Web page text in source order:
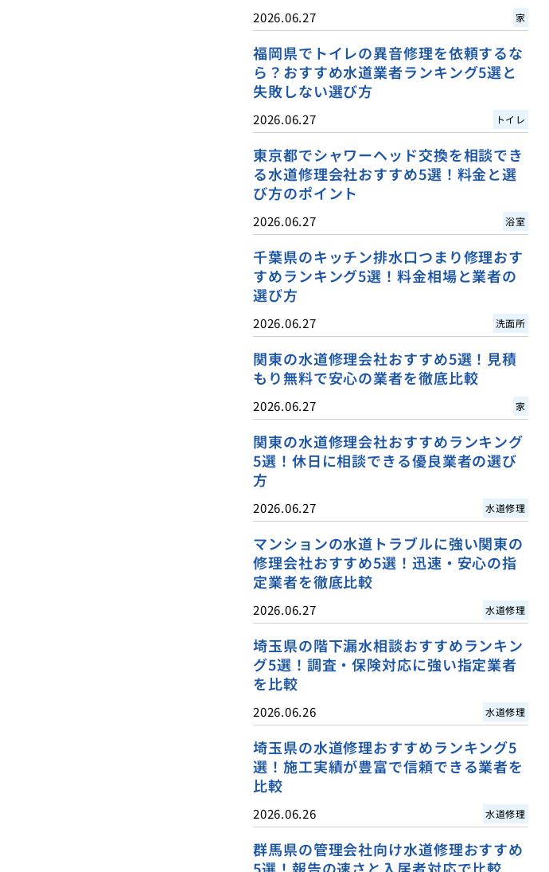
2026.06.27 家
福岡県でトイレの異音修理を依頼するな
ら？おすすめ水道業者ランキング5選と
失敗しない選び方
2026.06.27 トイレ
東京都でシャワーヘッド交換を相談でき
る水道修理会社おすすめ5選！料金と選
び方のポイント
2026.06.27 浴室
千葉県のキッチン排水口つまり修理おす
すめランキング5選！料金相場と業者の
選び方
2026.06.27 洗面所
関東の水道修理会社おすすめ5選！見積
もり無料で安心の業者を徹底比較
2026.06.27 家
関東の水道修理会社おすすめランキング
5選！休日に相談できる優良業者の選び
方
2026.06.27 水道修理
マンションの水道トラブルに強い関東の
修理会社おすすめ5選！迅速・安心の指
定業者を徹底比較
2026.06.27 水道修理
埼玉県の階下漏水相談おすすめランキン
グ5選！調査・保険対応に強い指定業者
を比較
2026.06.26 水道修理
埼玉県の水道修理おすすめランキング5
選！施工実績が豊富で信頼できる業者を
比較
2026.06.26 水道修理
群馬県の管理会社向け水道修理おすすめ